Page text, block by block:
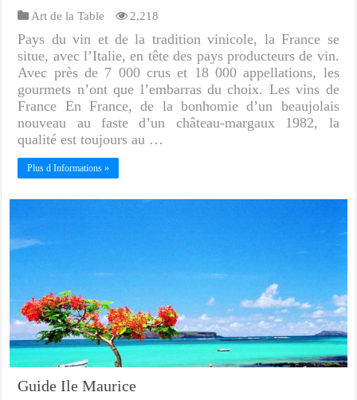
Art de la Table 2,218
Pays du vin et de la tradition vinicole, la France se
situe, avec l’Italie, en tête des pays producteurs de vin.
Avec près de 7 000 crus et 18 000 appellations, les
gourmets n’ont que l’embarras du choix. Les vins de
France En France, de la bonhomie d’un beaujolais
nouveau au faste d’un château-margaux 1982, la
qualité est toujours au …
Plus d Informations »
Guide Ile Maurice